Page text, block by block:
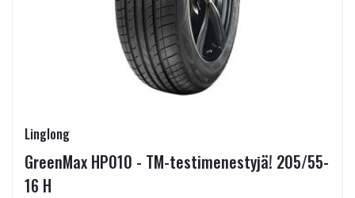
Linglong
GreenMax HP010 - TM-testimenestyjä! 205/55-
16 H